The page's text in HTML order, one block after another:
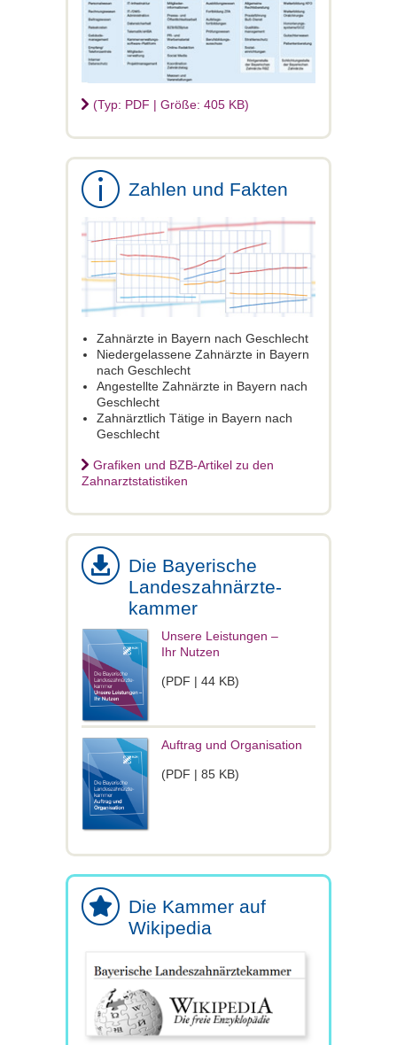
(Typ: PDF | Größe: 405 KB)
Zahlen und Fakten
Zahnärzte in Bayern nach Geschlecht
Niedergelassene Zahnärzte in Bayern
nach Geschlecht
Angestellte Zahnärzte in Bayern nach
Geschlecht
Zahnärztlich Tätige in Bayern nach
Geschlecht
Grafiken und BZB-Artikel zu den
Zahnarztstatistiken
Die Bayerische
Landeszahnärzte-
kammer
Unsere Leistungen –
Ihr Nutzen
(PDF | 44 KB)
Auftrag und Organisation
(PDF | 85 KB)
Die Kammer auf
Wikipedia